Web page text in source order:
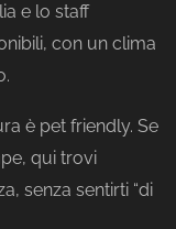
e lo staff
con un clima
è pet friendly. Se
qui trovi
senza sentirti “di